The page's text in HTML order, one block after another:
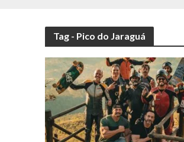
Tag - Pico do Jaraguá